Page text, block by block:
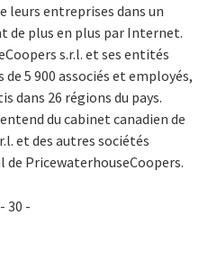
leurs entreprises dans un
de plus en plus par Internet.
s.r.l. et ses entités
5 900 associés et employés,
dans 26 régions du pays.
du cabinet canadien de
et des autres sociétés
de PricewaterhouseCoopers.
- 30 -